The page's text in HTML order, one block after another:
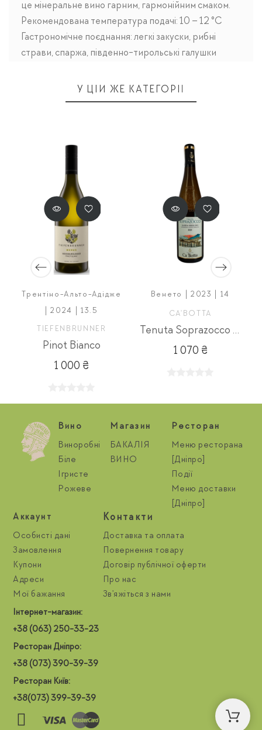
це мінеральне вино гарним, гармонійним смаком.
Рекомендована температура подачі: 10 – 12 °C
Гастрономічне поєднання: легкі закуски, рибні
страви, спаржа, південно-тирольські галушки
У ЦІЙ ЖЕ КАТЕГОРІЇ
Трентіно-Альто-Адідже
| 2024 | 13.5
TIEFENBRUNNER
Pinot Bianco
1 000 ₴
Венето | 2023 | 14
CA'BOTTA
Tenuta Soprazocco Garda Risling
1 070 ₴
Вино
Виноробні
Біле
Ігристе
Рожеве
Магазин
БАКАЛІЯ
ВИНО
Ресторан
Меню ресторана
[Дніпро]
Події
Меню доставки
[Дніпро]
Aккаунт
Особисті дані
Замовлення
Купони
Адреси
Мої бажання
Контакти
Доставка та оплата
Повернення товару
Договір публічної оферти
Про нас
Зв'яжіться з нами
Інтернет-магазин:
+38 (063) 250-33-23
Ресторан Дніпро:
+38 (073) 390-39-39
Ресторан Київ:
+38(073) 399-39-39